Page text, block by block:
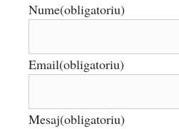
Nume(obligatoriu)
Email(obligatoriu)
Mesaj(obligatoriu)